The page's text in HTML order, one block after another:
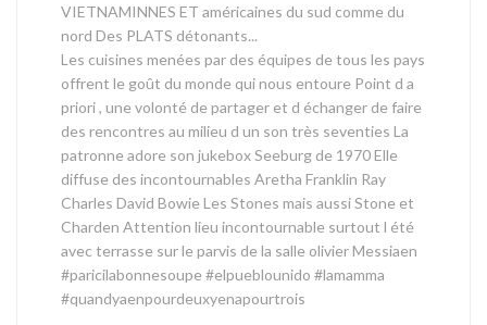
VIETNAMINNES ET américaines du sud comme du
nord Des PLATS détonants...
Les cuisines menées par des équipes de tous les pays
offrent le goût du monde qui nous entoure Point d a
priori , une volonté de partager et d échanger de faire
des rencontres au milieu d un son très seventies La
patronne adore son jukebox Seeburg de 1970 Elle
diffuse des incontournables Aretha Franklin Ray
Charles David Bowie Les Stones mais aussi Stone et
Charden Attention lieu incontournable surtout l été
avec terrasse sur le parvis de la salle olivier Messiaen
#paricilabonnesoupe #elpueblounido #lamamma
#quandyaenpourdeuxyenapourtrois